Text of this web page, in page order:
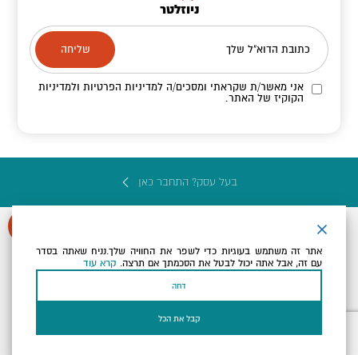
ניוזלטר
כתובת הדוא"ל שלך
אני מאשר/ת שקראתי ומסכים/הלמדיניות הפרטיות ולמדיניות
הקוקיז של האתר.
בעל עסק? התחבר כאן
כל הזכויות שמורות לארץ ים המלח ©
אתר זה משתמש בעוגיות כדי לשפר את החוויה שלך.נניח שאתה בסדר
עם זה, אבל אתה יכול לבטל את הסכמתך אם תרצה. קרא עוד
דחה
קבל את הכל